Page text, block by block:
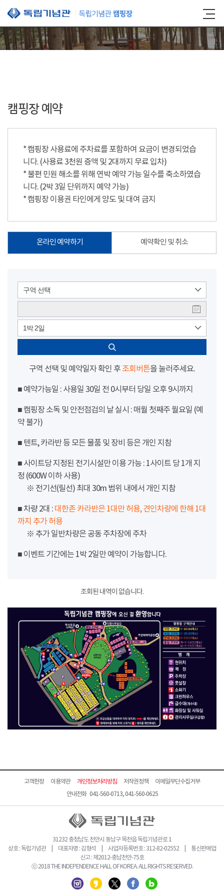
본문 바로가기
캠핑장 예약
* 캠핑장 사용료에 주차료를 포함하여 요금이 변경되었습
니다. (사용료 3천원 증액 및 2대까지 무료 입차)
* 불편 민원 해소를 위해 연박 예약 가능 일수를 축소하였습
니다. (2박 3일 단위까지 예약 가능)
* 캠핑장 이용권 타인에게 양도 및 대여 금지
온라인 예약하기 예약확인 및 취소
구역 선택
1박 2일
구역 선택 및 예약일자 확인 후 조회버튼을 눌러주세요.
■ 예약가능일 : 사용일 30일 전 0시부터 당일 오후 9시까지
■ 캠핑장 소독 및 안전점검의 날 실시 : 매월 첫째주 월요일 (예
약 불가)
■ 텐트, 카라반 등 모든 물품 및 장비 등은 개인 지참
■ 사이트당 지정된 전기시설만 이용 가능 : 1사이트 당 1개 지
정 (600W 이하 사용)
※ 전기선(릴선) 최대 30m 범위 내에서 개인 지참
■ 차량 2대 : 대한존 카라반은 1대만 허용, 견인차량에 한해 1대
까지 추가 허용
※ 추가 일반차량은 공동 주차장에 주차
■ 이벤트 기간에는 1박 2일만 예약이 가능합니다.
조회된 내역이 없습니다.
고객헌장 이용약관 개인정보처리방침 저작권정책
이메일무단수집거부
안내전화 041-560-0713, 041-560-0625
31232 충청남도 천안시 동남구 목천읍 독립기념관로 1
상호 : 독립기념관 | 대표자명 : 김형석 | 사업자등록번호 : 312-82-02552 | 통신판매업
신고 : 제2012-충남천안-75호
ⓒ 2018 THE INDEPENDENCE HALL OF KOREA. ALL RIGHTS RESERVED.